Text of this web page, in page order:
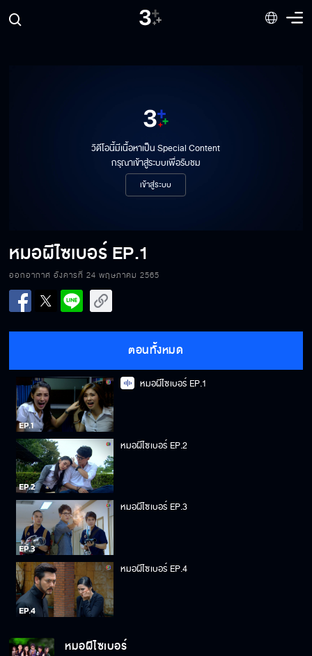
วิดีโอนี้มีเนื้อหาเป็น Special Content
กรุณาเข้าสู่ระบบเพื่อรับชม
เข้าสู่ระบบ
หมอผีไซเบอร์EP.1
ออกอากาศ อังคารที่ 24 พฤษภาคม 2565
ตอนทั้งหมด
หมอผีไซเบอร์ EP.1
หมอผีไซเบอร์ EP.2
หมอผีไซเบอร์ EP.3
หมอผีไซเบอร์ EP.4
หมอผีไซเบอร์